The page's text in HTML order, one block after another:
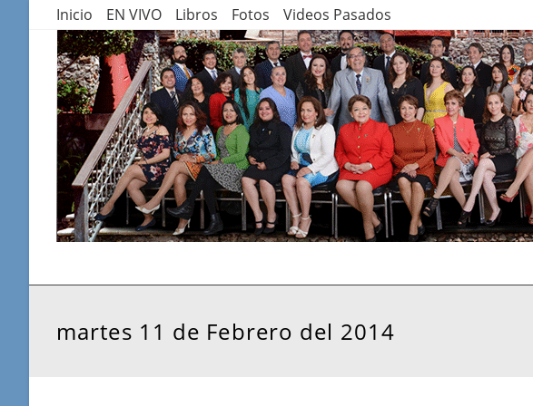
contenido
Inicio EN VIVO Libros Fotos Videos Pasados
martes 11 de Febrero del 2014